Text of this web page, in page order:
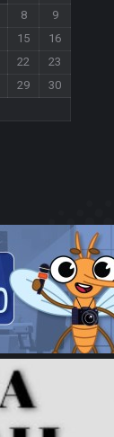
8
9
15
16
22
23
29
30